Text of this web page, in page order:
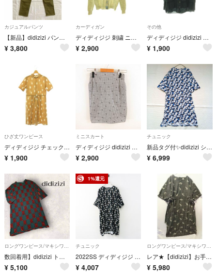
カジュアルパンツ
【新品】didizizi パンツ アトリエドゥサボン fig London
¥ 3,800
カーディガン
ディディジジ 刺繍 ニットカーディガン 長袖 ウール バンドカラー F
¥ 2,900
その他
ディディジジ didizizi フリル ティアード 半袖 ブラウス 五分袖 F
¥ 1,900
ひざ丈ワンピース
ディディジジ チェック しろくま柄 半袖 ワンピース F ベージュ
¥ 1,900
ミニスカート
ディディジジ didizizi スカート ミニ タイト チェック 黒 白 F
¥ 2,900
チュニック
新品タグ付✨didizizi シャム猫柄チュニックプルオーバー 半袖 ワンピース
¥ 6,999
ロングワンピース/マキシワンピース
数回着用】didizizi トラマットパイルジャカードニットワンピース グリーン
¥ 5,100
1%還元
チュニック
2022SS ディディジジ didizizi アヒルプリントカットソーチュニック F｜ブラック トップス カットソー生地【2400014976359】
¥ 4,007
ロングワンピース/マキシワンピース
レア★【didizizi】お手紙と犬のかわいい総柄デザイン★千鳥デニムワンピース
¥ 5,980